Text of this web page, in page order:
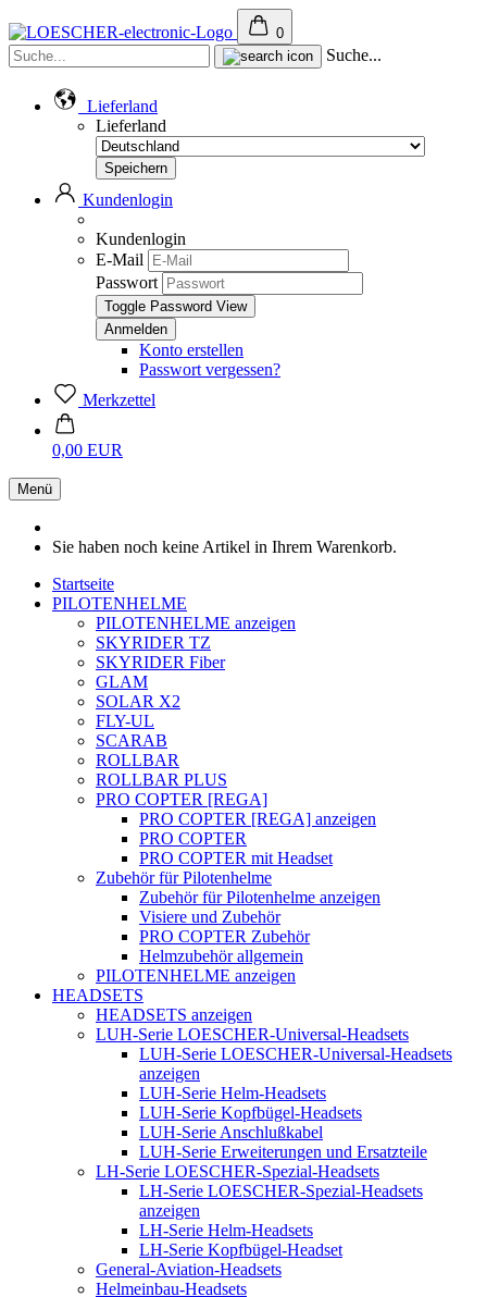
0
Suche...
Lieferland
Lieferland
Kundenlogin
Kundenlogin
E-Mail
Passwort
Toggle Password View
Konto erstellen
Passwort vergessen?
Merkzettel
0,00 EUR
Menü
Sie haben noch keine Artikel in Ihrem Warenkorb.
Startseite
PILOTENHELME
PILOTENHELME anzeigen
SKYRIDER TZ
SKYRIDER Fiber
GLAM
SOLAR X2
FLY-UL
SCARAB
ROLLBAR
ROLLBAR PLUS
PRO COPTER [REGA]
PRO COPTER [REGA] anzeigen
PRO COPTER
PRO COPTER mit Headset
Zubehör für Pilotenhelme
Zubehör für Pilotenhelme anzeigen
Visiere und Zubehör
PRO COPTER Zubehör
Helmzubehör allgemein
PILOTENHELME anzeigen
HEADSETS
HEADSETS anzeigen
LUH-Serie LOESCHER-Universal-Headsets
LUH-Serie LOESCHER-Universal-Headsets
anzeigen
LUH-Serie Helm-Headsets
LUH-Serie Kopfbügel-Headsets
LUH-Serie Anschlußkabel
LUH-Serie Erweiterungen und Ersatzteile
LH-Serie LOESCHER-Spezial-Headsets
LH-Serie LOESCHER-Spezial-Headsets
anzeigen
LH-Serie Helm-Headsets
LH-Serie Kopfbügel-Headset
General-Aviation-Headsets
Helmeinbau-Headsets